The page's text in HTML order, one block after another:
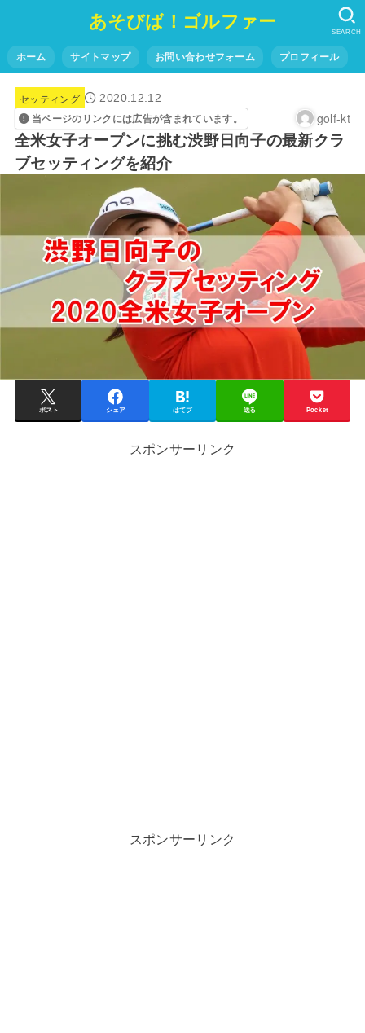
あそびば！ゴルファー
ホーム サイトマップ お問い合わせフォーム プロフィール
SEARCH
セッティング 2020.12.12
当ページのリンクには広告が含まれています。 golf-kt
全米女子オープンに挑む渋野日向子の最新クラ
ブセッティングを紹介
ポスト シェア はてブ 送る Pocket
スポンサーリンク
スポンサーリンク